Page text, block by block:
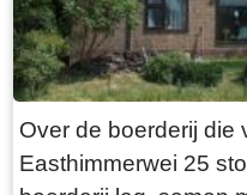
passeren. De ketting
de pont gaat varen!
Over de boerderij die
Easthimmerwei 25